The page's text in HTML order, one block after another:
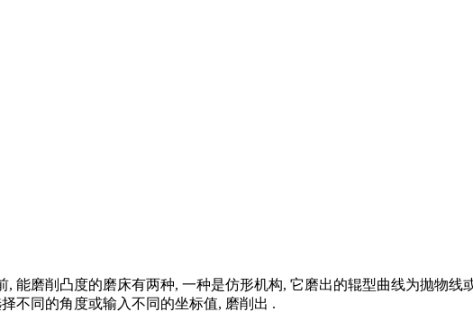
能磨削凸度的磨床有两种, 一种是仿形机构, 它磨出的辊型曲线为抛物线
不同的角度或输入不同的坐标值, 磨削出 .